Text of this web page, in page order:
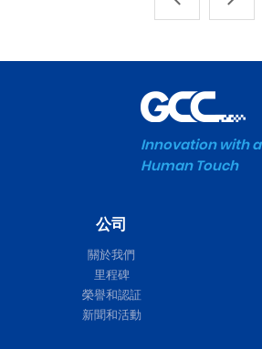
Innovation with a
Human Touch
公司
關於我們
里程碑
榮譽和認証
新聞和活動